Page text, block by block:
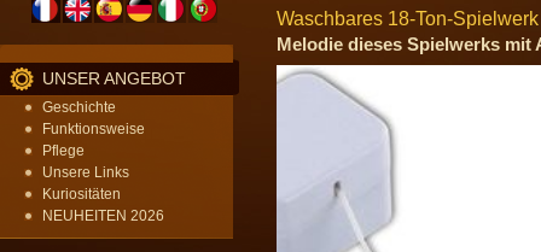
UNSER ANGEBOT
Geschichte
Funktionsweise
Pflege
Unsere Links
Kuriositäten
NEUHEITEN 2026
Waschbares 18-Ton-
Melodie dieses Spielwerks mit